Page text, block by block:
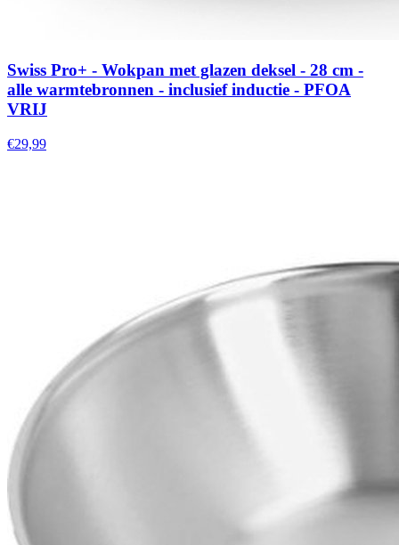
Swiss Pro+ - Wokpan met glazen deksel - 28 cm -
alle warmtebronnen - inclusief inductie - PFOA
VRIJ
€29,99